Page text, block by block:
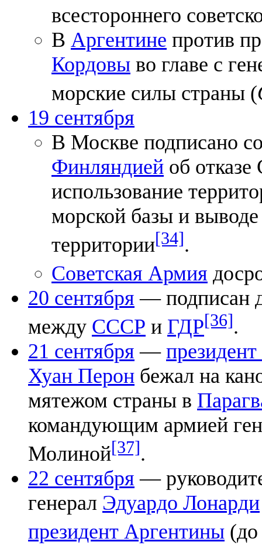
всестороннего
В Аргентине против
Кордовы во главе с
морские силы страны (
19 сентября
В Москве подписано
Финляндией об
использование
морской базы и
территории[34].
Советская Армия
20 сентября — подписан
между СССР и ГДР[36].
21 сентября —
Хуан Перон бежал на
мятежом страны в
командующим армией
Молиной[37].
22 сентября —
генерал Эдуардо Лонарди
президент Аргентины